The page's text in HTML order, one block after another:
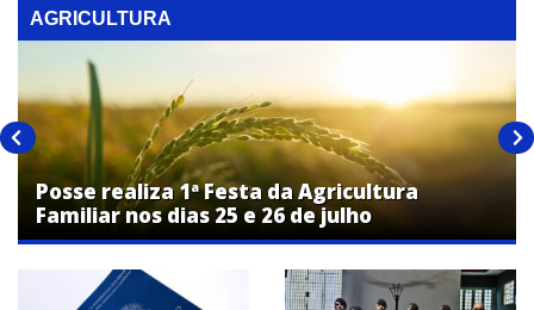
AGRICULTURA
Posse realiza 1ª Festa da Agricultura
Familiar nos dias 25 e 26 de julho